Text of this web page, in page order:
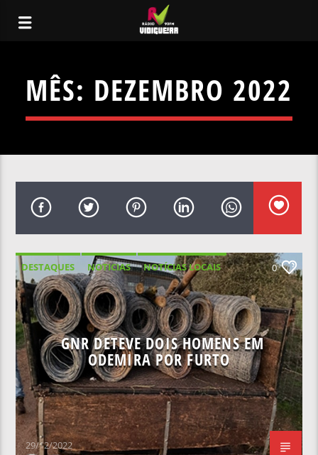
MÊS: DEZEMBRO 2022
DESTAQUES NOTICIAS
NOTÍCIAS LOCAIS
NOTÍCIAS NACIONAIS
0
GNR DETEVE DOIS HOMENS EM
ODEMIRA POR FURTO
29/12/2022